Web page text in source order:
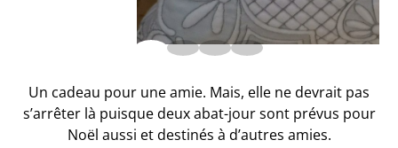
Un cadeau pour une amie. Mais, elle ne devrait pas
s’arrêter là puisque deux abat-jour sont prévus pour
Noël aussi et destinés à d’autres amies.